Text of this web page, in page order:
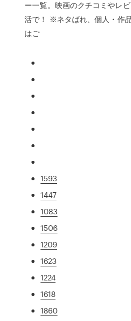
ー一覧。映画のクチコミやレ
活で！ ※ネタばれ、個人・作
はご
1593
1447
1083
1506
1209
1623
1224
1618
1860